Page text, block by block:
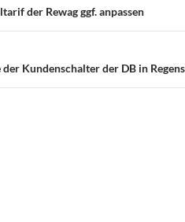
der Rewag ggf. anpassen
Kundenschalter der DB in